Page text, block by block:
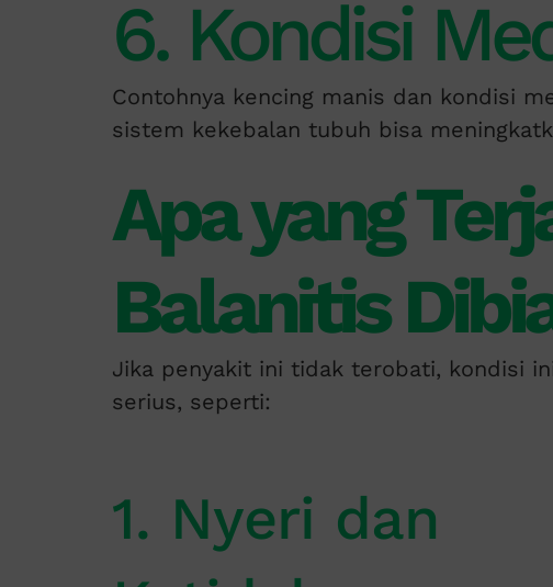
6. Kondisi
Contohnya kencing manis dan kondisi
sistem kekebalan tubuh bisa
Apa yang
Balanitis
Jika penyakit ini tidak terobati, kondisi
serius, seperti:
1. Nyeri dan